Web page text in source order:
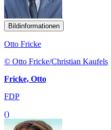
Bildinformationen
Otto Fricke
© Otto Fricke/Christian Kaufels
Fricke, Otto
FDP
()